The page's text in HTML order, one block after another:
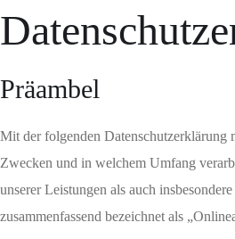
Präambel
Mit der folgenden Datenschutzerklärung
Zwecken und in welchem Umfang
unserer Leistungen als auch
zusammenfassend bezeichnet als